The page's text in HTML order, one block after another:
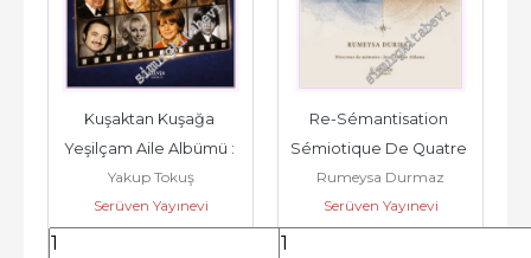
Kuşaktan Kuşağa
Yeşilçam Aile Albümü :
Türk Sinemasında
Akraba Olan...
Yakup Tokuş
Serüven Yayınevi
Re-Sémantisation
Sémiotique De Quatre
Places Publiques Entre
Paris Et...
Rumeysa Durmaz
Serüven Yayınevi